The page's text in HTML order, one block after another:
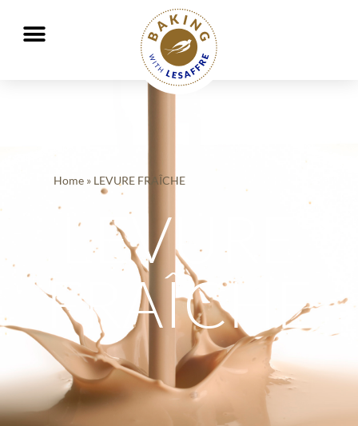
Travailler ensemble pour mieux nourrir et protéger la planète
Home » LEVURE FRAÎCHE
LEVURE
FRAÎCHE